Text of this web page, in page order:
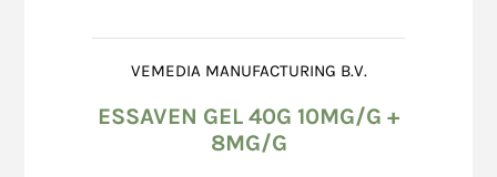
VEMEDIA MANUFACTURING B.V.
ESSAVEN GEL 40G 10MG/G +
8MG/G